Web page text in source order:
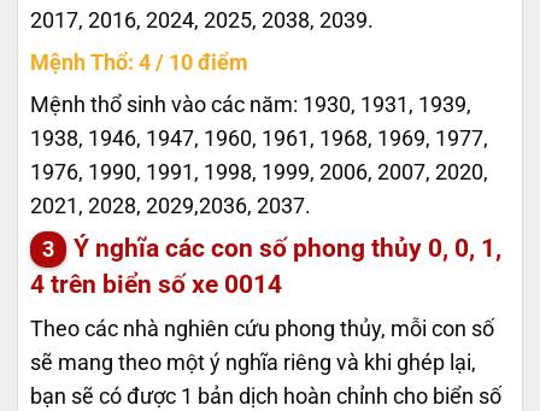
2017, 2016, 2024, 2025, 2038, 2039.
Mệnh Thổ: 4 / 10 điểm
Mệnh thổ sinh vào các năm: 1930, 1931, 1939,
1938, 1946, 1947, 1960, 1961, 1968, 1969, 1977,
1976, 1990, 1991, 1998, 1999, 2006, 2007, 2020,
2021, 2028, 2029,2036, 2037.
Ý nghĩa các con số phong thủy 0, 0, 1,
4 trên biển số xe 0014
Theo các nhà nghiên cứu phong thủy, mỗi con số
sẽ mang theo một ý nghĩa riêng và khi ghép lại,
bạn sẽ có được 1 bản dịch hoàn chỉnh cho biển số